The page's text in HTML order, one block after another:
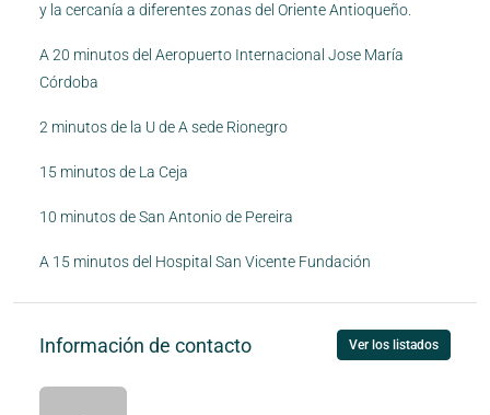
y la cercanía a diferentes zonas del Oriente Antioqueño.
A 20 minutos del Aeropuerto Internacional Jose María
Córdoba
2 minutos de la U de A sede Rionegro
15 minutos de La Ceja
10 minutos de San Antonio de Pereira
A 15 minutos del Hospital San Vicente Fundación
Información de contacto Ver los listados